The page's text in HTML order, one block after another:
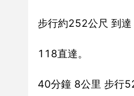
步行約252公尺 到達
118直達。
40分鐘 8公里 步行